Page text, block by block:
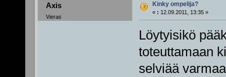
Axis
Vieras
Kinky ompelija?
« : 12.09.2011, 13:35 »
Löytyisikö
toteuttamaan
selviää